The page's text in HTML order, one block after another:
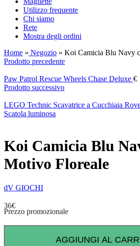
Utilizzo frequente
Chi siamo
Rete
Mostra degli ordini
Home » Negozio » Koi Camicia Blu Navy
Prodotto precedente
Paw Patrol Rescue Wheels Chase Deluxe €
Prodotto successivo
LEGO Technic Scavatrice a Cucchiaia
Scatola luminosa
Koi Camicia Blu
Motivo Floreale
dV GIOCHI
36€
Prezzo promozionale
AGGIUNGI AL